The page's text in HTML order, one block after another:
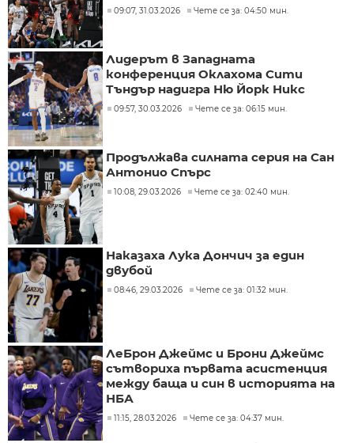
09:07, 31.03.2026 Чете се за: 04:50 мин.
Лидерът в Западната
конференция Оклахома Сити
Тъндър надигра Ню Йорк Никс
09:57, 30.03.2026 Чете се за: 06:15 мин.
Продължава силната серия на Сан
Антонио Спърс
10:08, 29.03.2026 Чете се за: 02:40 мин.
Наказаха Лука Дончич за един
двубой
08:46, 29.03.2026 Чете се за: 01:32 мин.
ЛеБрон Джеймс и Брони Джеймс
сътвориха първата асистенция
между баща и син в историята на
НБА
11:15, 28.03.2026 Чете се за: 04:37 мин.